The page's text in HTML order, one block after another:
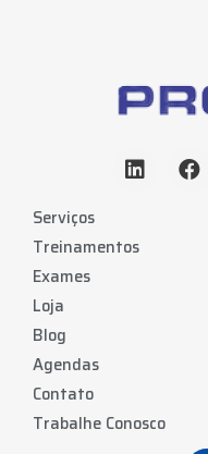
Serviços
Treinamentos
Exames
Loja
Blog
Agendas
Contato
Trabalhe Conosco